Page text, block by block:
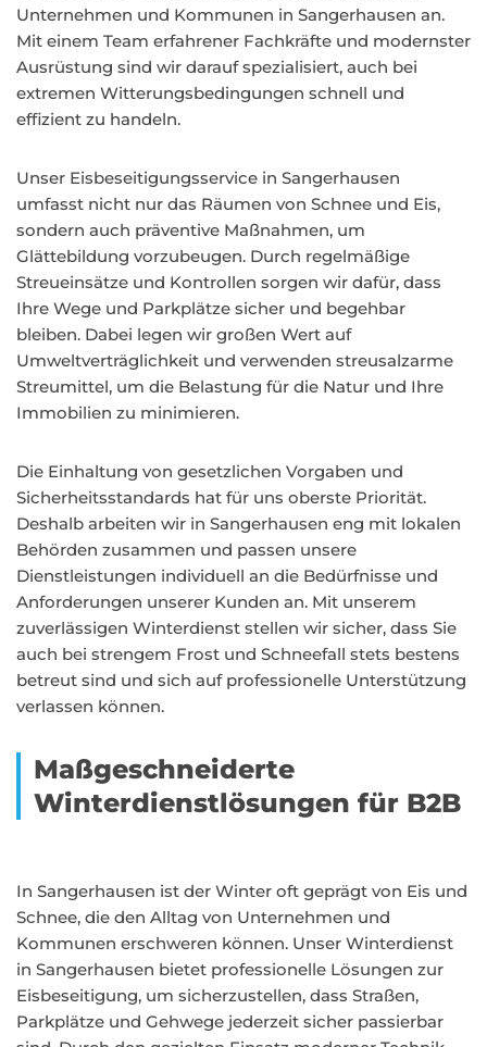
Unternehmen und Kommunen in Sangerhausen an.
Mit einem Team erfahrener Fachkräfte und modernster
Ausrüstung sind wir darauf spezialisiert, auch bei
extremen Witterungsbedingungen schnell und
effizient zu handeln.
Unser Eisbeseitigungsservice in Sangerhausen
umfasst nicht nur das Räumen von Schnee und Eis,
sondern auch präventive Maßnahmen, um
Glättebildung vorzubeugen. Durch regelmäßige
Streueinsätze und Kontrollen sorgen wir dafür, dass
Ihre Wege und Parkplätze sicher und begehbar
bleiben. Dabei legen wir großen Wert auf
Umweltverträglichkeit und verwenden streusalzarme
Streumittel, um die Belastung für die Natur und Ihre
Immobilien zu minimieren.
Die Einhaltung von gesetzlichen Vorgaben und
Sicherheitsstandards hat für uns oberste Priorität.
Deshalb arbeiten wir in Sangerhausen eng mit lokalen
Behörden zusammen und passen unsere
Dienstleistungen individuell an die Bedürfnisse und
Anforderungen unserer Kunden an. Mit unserem
zuverlässigen Winterdienst stellen wir sicher, dass Sie
auch bei strengem Frost und Schneefall stets bestens
betreut sind und sich auf professionelle Unterstützung
verlassen können.
Maßgeschneiderte
Winterdienstlösungen für B2B
In Sangerhausen ist der Winter oft geprägt von Eis und
Schnee, die den Alltag von Unternehmen und
Kommunen erschweren können. Unser Winterdienst
in Sangerhausen bietet professionelle Lösungen zur
Eisbeseitigung, um sicherzustellen, dass Straßen,
Parkplätze und Gehwege jederzeit sicher passierbar